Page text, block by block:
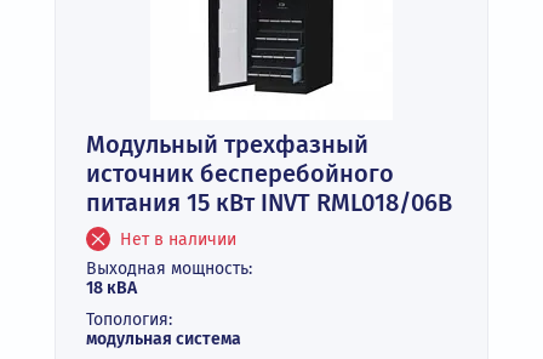
Модульный трехфазный
источник бесперебойного
питания 15 кВт INVT RML018/06B
Нет в наличии
Выходная мощность:
18 кВА
Топология:
модульная система